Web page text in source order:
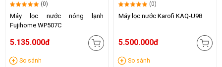
(0)
Máy lọc nước nóng lạnh
Fujihome WP507C
5.135.000đ
So sánh
(0)
Máy lọc nước Karofi KAQ-U98
5.500.000đ
So sánh